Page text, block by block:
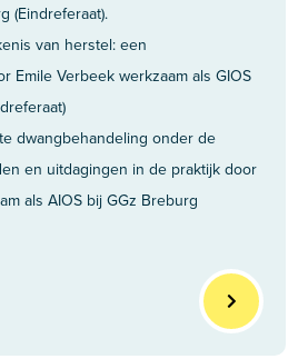
(Eindreferaat).
van herstel: een
Emile Verbeek werkzaam als GIOS
dwangbehandeling onder de
en uitdagingen in de praktijk door
als AIOS bij GGz Breburg